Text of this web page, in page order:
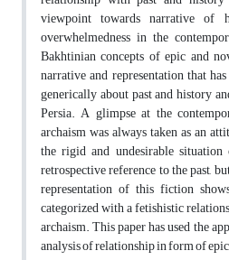
viewpoint towards narrative of
overwhelmedness in the
Bakhtinian concepts of epic and
narrative and representation that
generically about past and history
Persia. A glimpse at the
archaism was always taken as an
the rigid and undesirable
retrospective reference to the past,
representation of this fiction
categorized with a fetishistic
archaism. This paper has used the
analysis of relationship in form of